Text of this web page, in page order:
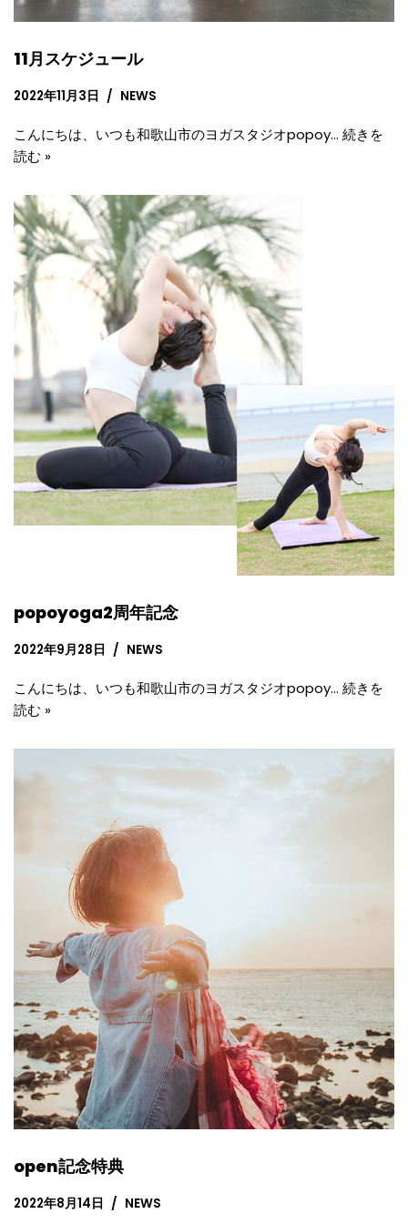
11月スケジュール
2022年11月3日 NEWS
こんにちは、いつも和歌山市のヨガスタジオpopoy… 続きを
読む »
popoyoga2周年記念
2022年9月28日 NEWS
こんにちは、いつも和歌山市のヨガスタジオpopoy… 続きを
読む »
open記念特典
2022年8月14日 NEWS